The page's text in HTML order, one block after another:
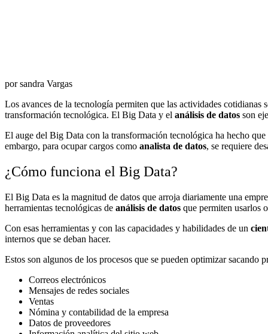
por sandra Vargas
Los avances de la tecnología permiten que las actividades
transformación tecnológica. El Big Data y el análisis de datos son
El auge del Big Data con la transformación tecnológica ha hecho
embargo, para ocupar cargos como analista de datos, se requiere
¿Cómo funciona el Big Data?
El Big Data es la magnitud de datos que arroja diariamente una
herramientas tecnológicas de análisis de datos que permiten usarlos
Con esas herramientas y con las capacidades y habilidades de un
internos que se deban hacer.
Estos son algunos de los procesos que se pueden optimizar sacando
Correos electrónicos
Mensajes de redes sociales
Ventas
Nómina y contabilidad de la empresa
Datos de proveedores